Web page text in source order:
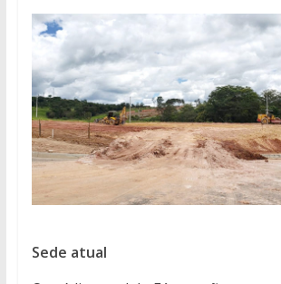
Sede atual